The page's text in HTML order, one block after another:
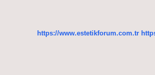
https://www.estetikforum.com.tr